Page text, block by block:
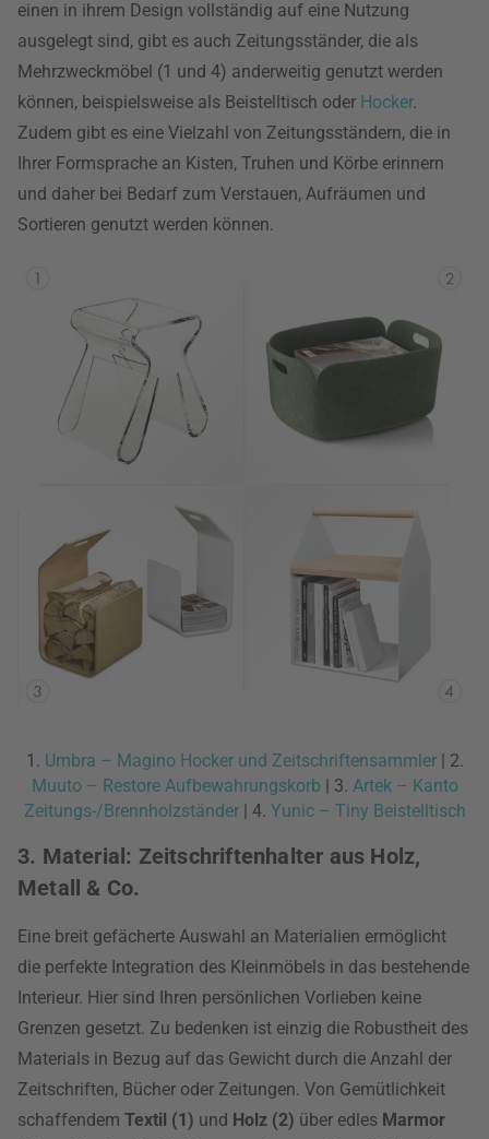
einen in ihrem Design vollständig auf eine Nutzung
ausgelegt sind, gibt es auch Zeitungsständer, die als
Mehrzweckmöbel (1 und 4) anderweitig genutzt werden
können, beispielsweise als Beistelltisch oder Hocker.
Zudem gibt es eine Vielzahl von Zeitungsständern, die in
Ihrer Formsprache an Kisten, Truhen und Körbe erinnern
und daher bei Bedarf zum Verstauen, Aufräumen und
Sortieren genutzt werden können.
1. Umbra – Magino Hocker und Zeitschriftensammler| 2.
Muuto – Restore Aufbewahrungskorb | 3. Artek – Kanto
Zeitungs-/Brennholzständer| 4. Yunic – Tiny Beistelltisch
3. Material: Zeitschriftenhalter aus Holz,
Metall & Co.
Eine breit gefächerte Auswahl an Materialien ermöglicht
die perfekte Integration des Kleinmöbels in das bestehende
Interieur. Hier sind Ihren persönlichen Vorlieben keine
Grenzen gesetzt. Zu bedenken ist einzig die Robustheit des
Materials in Bezug auf das Gewicht durch die Anzahl der
Zeitschriften, Bücher oder Zeitungen. Von Gemütlichkeit
schaffendem Textil (1) und Holz (2) über edles Marmor